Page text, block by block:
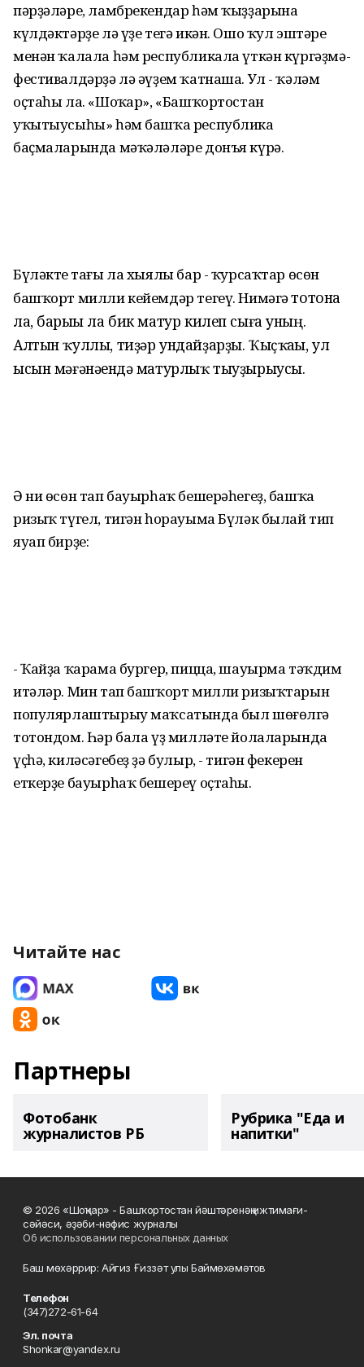
пәрҙәләре, ламбрекендар һәм ҡыҙҙарына
күлдәктәрҙе лә үҙе тегә икән. Ошо ҡул эштәре
менән ҡалала һәм республикала үткән күргәҙмә-
фестивалдәрҙә лә әүҙем ҡатнаша. Ул - ҡәләм
оҫтаһы ла. «Шоңҡар», «Башҡортостан
уҡытыусыһы» һәм башҡа республика
баҫмаларында мәҡәләләре донъя күрә.
Бүләктең тағы ла хыялы бар - ҡурсаҡтар өсөн
башҡорт милли кейемдәр тегеү. Нимәгәтотонһа
ла, барыһы ла бик матур килеп сыға уның.
Алтын ҡуллы, тиҙәр ундайҙарҙы. Ҡыҫҡаһы, ул
ысын мәғәнәһендә матурлыҡ тыуҙырыусы.
Ә ни өсөн тап бауырһаҡ бешерәһегеҙ, башҡа
ризыҡ түгел, тигән һорауыма Бүләк былай тип
яуап бирҙе:
- Ҡайҙа ҡарама бургер, пицца, шауырма тәҡдим
итәләр. Мин тап башҡорт милли ризыҡтарын
популярлаштырыу маҡсатында был шөғөлгә
тотондом. Һәр бала үҙ милләте йолаларында
үҫһә, киләсәгебеҙ ҙә булыр, - тигән фекерен
еткерҙе бауырһаҡ бешереү оҫтаһы.
Читайте нас
Партнеры
Фотобанк
журналистов РБ
Рубрика "Еда и
напитки"
© 2026 «Шоңҡар» - Башҡортостан йәштәренәң ижтимағи-
сәйәси, әҙәби-нәфис журналы
Об использовании персональных данных
Баш мөхәррир: Айгиз Ғиззәт улы Баймөхәмәтов
Телефон
(347)272-61-64
Эл. почта
Shonkar@yandex.ru